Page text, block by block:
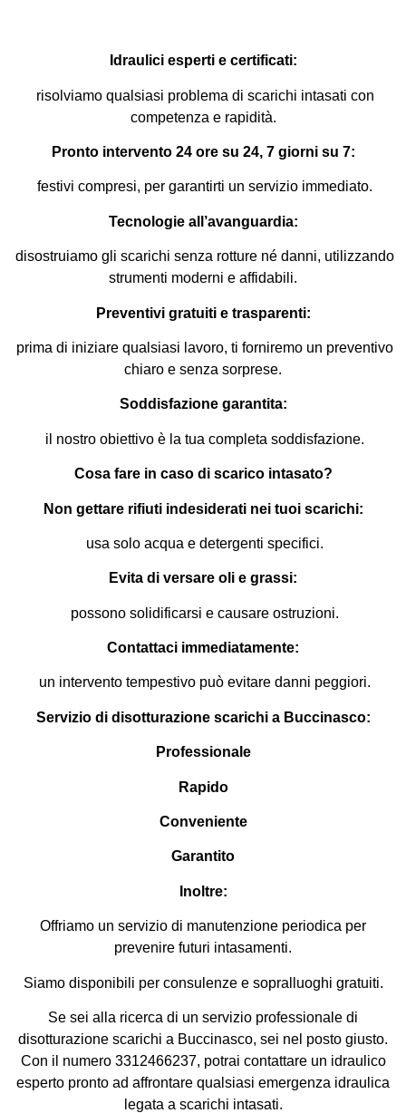
Idraulici esperti e certificati:
risolviamo qualsiasi problema di scarichi intasati con
competenza e rapidità.
Pronto intervento 24 ore su 24, 7 giorni su 7:
festivi compresi, per garantirti un servizio immediato.
Tecnologie all’avanguardia:
disostruiamo gli scarichi senza rotture né danni, utilizzando
strumenti moderni e affidabili.
Preventivi gratuiti e trasparenti:
prima di iniziare qualsiasi lavoro, ti forniremo un preventivo
chiaro e senza sorprese.
Soddisfazione garantita:
il nostro obiettivo è la tua completa soddisfazione.
Cosa fare in caso di scarico intasato?
Non gettare rifiuti indesiderati nei tuoi scarichi:
usa solo acqua e detergenti specifici.
Evita di versare oli e grassi:
possono solidificarsi e causare ostruzioni.
Contattaci immediatamente:
un intervento tempestivo può evitare danni peggiori.
Servizio di disotturazione scarichi a Buccinasco:
Professionale
Rapido
Conveniente
Garantito
Inoltre:
Offriamo un servizio di manutenzione periodica per
prevenire futuri intasamenti.
Siamo disponibili per consulenze e sopralluoghi gratuiti.
Se sei alla ricerca di un servizio professionale di
disotturazione scarichi a Buccinasco, sei nel posto giusto.
Con il numero 3312466237, potrai contattare un idraulico
esperto pronto ad affrontare qualsiasi emergenza idraulica
legata a scarichi intasati.